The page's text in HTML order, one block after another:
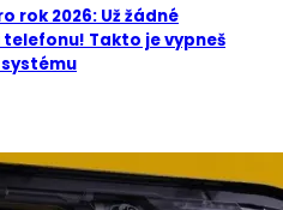
rok 2026: Už žádné
telefonu! Takto je vypneš
systému